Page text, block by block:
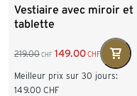
Vestiaire avec miroir et
tablette
219.00 CHF 149.00CHF
Meilleur prix sur 30 jours:
149.00 CHF